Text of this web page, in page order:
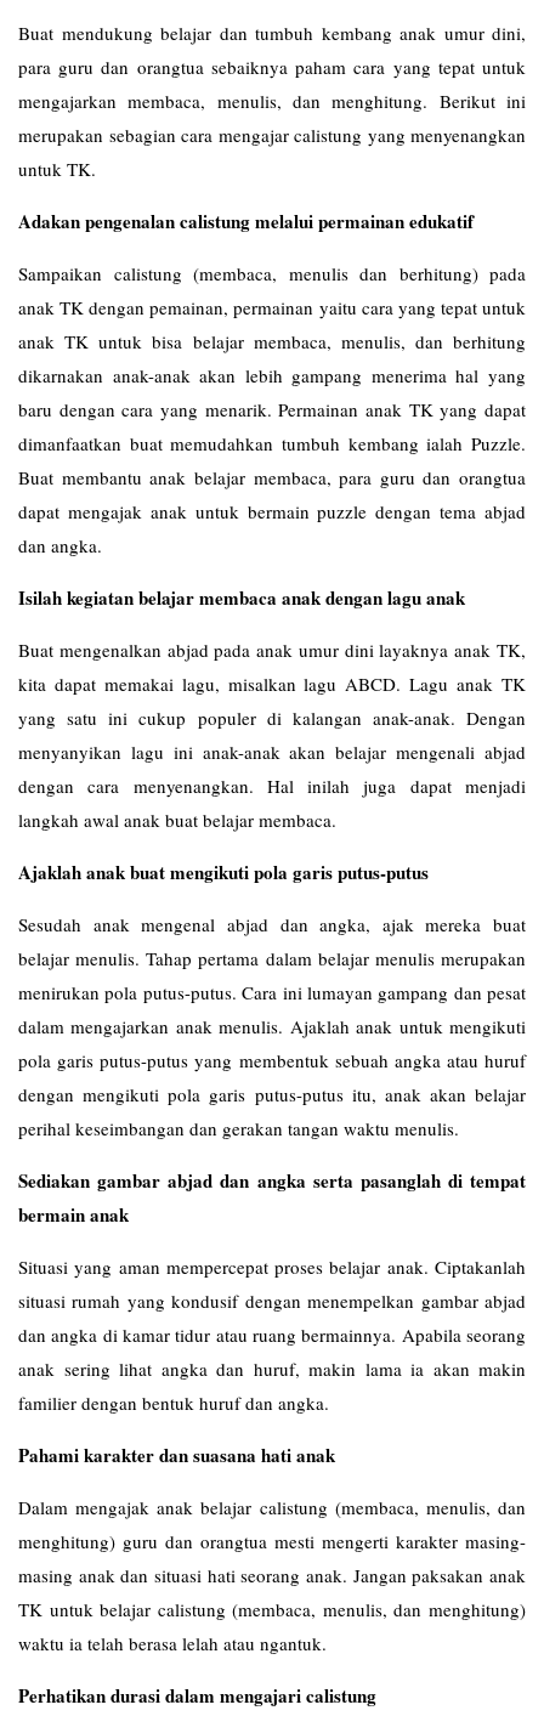
Buat mendukung belajar dan tumbuh kembang anak umur dini,
para guru dan orangtua sebaiknya paham cara yang tepat untuk
mengajarkan membaca, menulis, dan menghitung. Berikut ini
merupakan sebagian cara mengajar calistung yang menyenangkan
untuk TK.
Adakan pengenalan calistung melalui permainan edukatif
Sampaikan calistung (membaca, menulis dan berhitung) pada
anak TK dengan pemainan, permainan yaitu cara yang tepat untuk
anak TK untuk bisa belajar membaca, menulis, dan berhitung
dikarnakan anak-anak akan lebih gampang menerima hal yang
baru dengan cara yang menarik. Permainan anak TK yang dapat
dimanfaatkan buat memudahkan tumbuh kembang ialah Puzzle.
Buat membantu anak belajar membaca, para guru dan orangtua
dapat mengajak anak untuk bermain puzzle dengan tema abjad
dan angka.
Isilah kegiatan belajar membaca anak dengan lagu anak
Buat mengenalkan abjad pada anak umur dini layaknya anak TK,
kita dapat memakai lagu, misalkan lagu ABCD. Lagu anak TK
yang satu ini cukup populer di kalangan anak-anak. Dengan
menyanyikan lagu ini anak-anak akan belajar mengenali abjad
dengan cara menyenangkan. Hal inilah juga dapat menjadi
langkah awal anak buat belajar membaca.
Ajaklah anak buat mengikuti pola garis putus-putus
Sesudah anak mengenal abjad dan angka, ajak mereka buat
belajar menulis. Tahap pertama dalam belajar menulis merupakan
menirukan pola putus-putus. Cara ini lumayan gampang dan pesat
dalam mengajarkan anak menulis. Ajaklah anak untuk mengikuti
pola garis putus-putus yang membentuk sebuah angka atau huruf
dengan mengikuti pola garis putus-putus itu, anak akan belajar
perihal keseimbangan dan gerakan tangan waktu menulis.
Sediakan gambar abjad dan angka serta pasanglah di tempat
bermain anak
Situasi yang aman mempercepat proses belajar anak. Ciptakanlah
situasi rumah yang kondusif dengan menempelkan gambar abjad
dan angka di kamar tidur atau ruang bermainnya. Apabila seorang
anak sering lihat angka dan huruf, makin lama ia akan makin
familier dengan bentuk huruf dan angka.
Pahami karakter dan suasana hati anak
Dalam mengajak anak belajar calistung (membaca, menulis, dan
menghitung) guru dan orangtua mesti mengerti karakter masing-
masing anak dan situasi hati seorang anak. Jangan paksakan anak
TK untuk belajar calistung (membaca, menulis, dan menghitung)
waktu ia telah berasa lelah atau ngantuk.
Perhatikan durasi dalam mengajari calistung